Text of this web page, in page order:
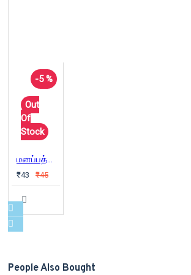
-5 %
Out
Of
Stock
மனப்பத்தாயம்
₹43 ₹45
People Also Bought